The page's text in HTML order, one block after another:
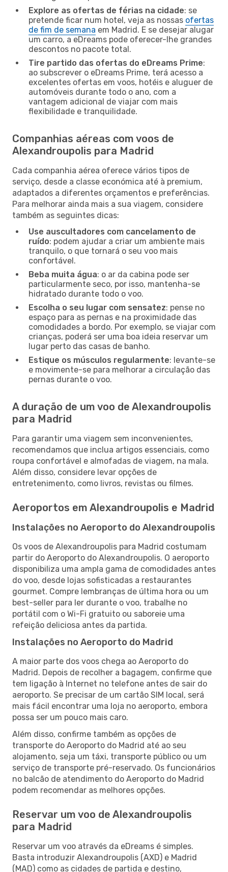
Explore as ofertas de férias na cidade: se
pretende ficar num hotel, veja as nossas ofertas
de fim de semana em Madrid. E se desejar alugar
um carro, a eDreams pode oferecer-lhe grandes
descontos no pacote total.
Tire partido das ofertas do eDreams Prime:
ao subscrever o eDreams Prime, terá acesso a
excelentes ofertas em voos, hotéis e aluguer de
automóveis durante todo o ano, com a
vantagem adicional de viajar com mais
flexibilidade e tranquilidade.
Companhias aéreas com voos de
Alexandroupolis para Madrid
Cada companhia aérea oferece vários tipos de
serviço, desde a classe económica até à premium,
adaptados a diferentes orçamentos e preferências.
Para melhorar ainda mais a sua viagem, considere
também as seguintes dicas:
Use auscultadores com cancelamento de
ruído: podem ajudar a criar um ambiente mais
tranquilo, o que tornará o seu voo mais
confortável.
Beba muita água: o ar da cabina pode ser
particularmente seco, por isso, mantenha-se
hidratado durante todo o voo.
Escolha o seu lugar com sensatez: pense no
espaço para as pernas e na proximidade das
comodidades a bordo. Por exemplo, se viajar com
crianças, poderá ser uma boa ideia reservar um
lugar perto das casas de banho.
Estique os músculos regularmente: levante-se
e movimente-se para melhorar a circulação das
pernas durante o voo.
A duração de um voo de Alexandroupolis
para Madrid
Para garantir uma viagem sem inconvenientes,
recomendamos que inclua artigos essenciais, como
roupa confortável e almofadas de viagem, na mala.
Além disso, considere levar opções de
entretenimento, como livros, revistas ou filmes.
Aeroportos em Alexandroupolis e Madrid
Instalações no Aeroporto do Alexandroupolis
Os voos de Alexandroupolis para Madrid costumam
partir do Aeroporto do Alexandroupolis. O aeroporto
disponibiliza uma ampla gama de comodidades antes
do voo, desde lojas sofisticadas a restaurantes
gourmet. Compre lembranças de última hora ou um
best-seller para ler durante o voo, trabalhe no
portátil com o Wi-Fi gratuito ou saboreie uma
refeição deliciosa antes da partida.
Instalações no Aeroporto do Madrid
A maior parte dos voos chega ao Aeroporto do
Madrid. Depois de recolher a bagagem, confirme que
tem ligação à Internet no telefone antes de sair do
aeroporto. Se precisar de um cartão SIM local, será
mais fácil encontrar uma loja no aeroporto, embora
possa ser um pouco mais caro.
Além disso, confirme também as opções de
transporte do Aeroporto do Madrid até ao seu
alojamento, seja um táxi, transporte público ou um
serviço de transporte pré-reservado. Os funcionários
no balcão de atendimento do Aeroporto do Madrid
podem recomendar as melhores opções.
Reservar um voo de Alexandroupolis
para Madrid
Reservar um voo através da eDreams é simples.
Basta introduzir Alexandroupolis (AXD) e Madrid
(MAD) como as cidades de partida e destino,